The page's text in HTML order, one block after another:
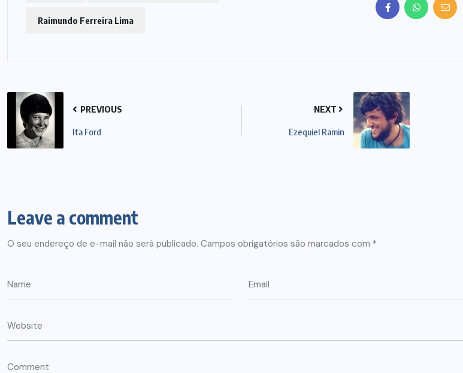
Raimundo Ferreira Lima
PREVIOUS
Ita Ford
NEXT
Ezequiel Ramin
Leave a comment
O seu endereço de e-mail não será publicado. Campos obrigatórios são marcados com *